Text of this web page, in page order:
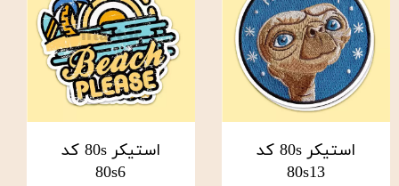
استیکر 80s کد
80s13
استیکر 80s کد
80s6